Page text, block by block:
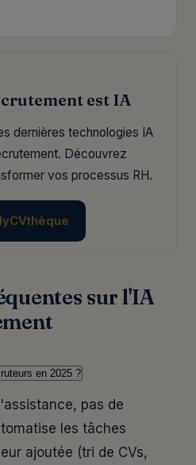
est IA
dernières technologies IA
Découvrez
vos processus RH.
sur l'IA
en 2025 ?
pas de
les tâches
ajoutée (tri de CVs,